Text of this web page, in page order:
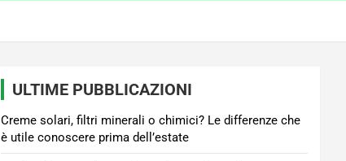
ULTIME PUBBLICAZIONI
Creme solari, filtri minerali o chimici? Le differenze che
è utile conoscere prima dell’estate